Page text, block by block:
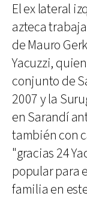
El ex lateral
azteca
de Mauro
Yacuzzi,
conjunto de
2007 y la
en Sarandí
también con
"gracias 24
popular para
familia en